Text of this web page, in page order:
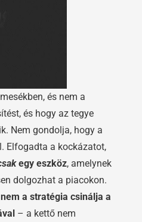
és nem a
és hogy az tegye
Nem gondolja, hogy a
Elfogadta a kockázatot,
egy eszköz, amelynek
dolgozhat a piacokon.
nem a stratégia csinálja a
– a kettő nem